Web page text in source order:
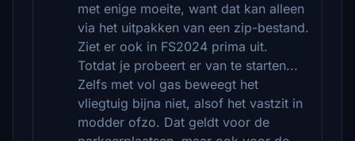
met enige moeite, want dat kan alleen
via het uitpakken van een zip-bestand.
Ziet er ook in FS2024 prima uit.
Totdat je probeert er van te starten...
Zelfs met vol gas beweegt het
vliegtuig bijna niet, alsof het vastzit in
modder ofzo. Dat geldt voor de